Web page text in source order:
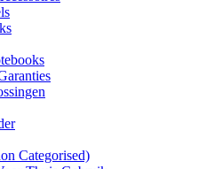
Categorised)